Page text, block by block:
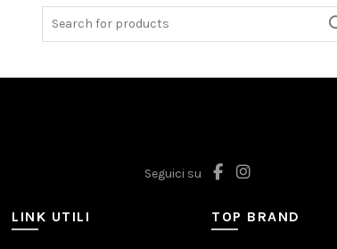
Seguici su
LINK UTILI TOP BRAND